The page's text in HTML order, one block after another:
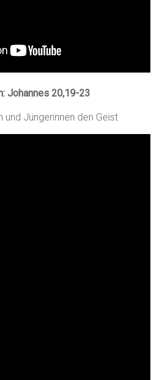
Johannes 20,19-23
und Jüngerinnen den Geist